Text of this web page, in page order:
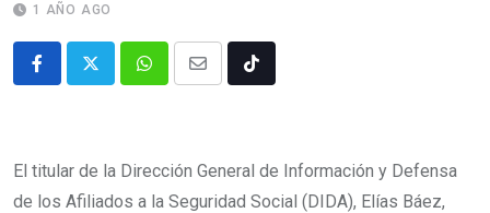
1 AÑO AGO
El titular de la Dirección General de Información y Defensa
de los Afiliados a la Seguridad Social (DIDA), Elías Báez,